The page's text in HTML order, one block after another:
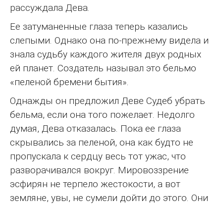
рассуждала Дева.
Ее затуманенные глаза теперь казались
слепыми. Однако она по-прежнему видела и
знала судьбу каждого жителя двух родных
ей планет. Создатель называл это бельмо
«пеленой бремени бытия».
Однажды он предложил Деве Судеб убрать
бельма, если она того пожелает. Недолго
думая, Дева отказалась. Пока ее глаза
скрывались за пеленой, она как будто не
пропускала к сердцу весь тот ужас, что
разворачивался вокруг. Мировоззрение
эсфирян не терпело жестокости, а вот
земляне, увы, не сумели дойти до этого. Они